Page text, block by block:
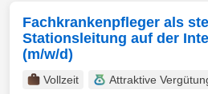
Fachkrankenpfleger als
Stationsleitung auf der
(m/w/d)
Vollzeit Attraktive